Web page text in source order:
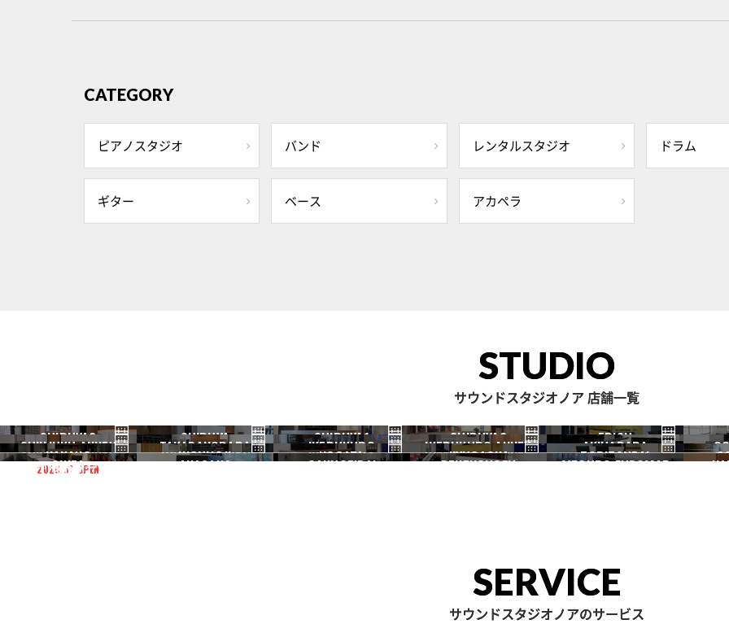
CATEGORY
ピアノスタジオ バンド レンタルスタジオ ドラム
ギター ベース アカペラ
STUDIO
サウンドスタジオノア 店舗一覧
SHIBUYA3
渋谷3号
2026.07 OPEN
SHIBUYA
渋谷本店
SHIBUYA1
渋谷1号
SHIBUYA2
渋谷2号
EBISU
恵比寿
SHINJUKU ANNEX
新宿ANNEX
TAKADANOBABA
高田馬場
IKEBUKURO
池袋
IKEBUKURO ANNEX
池袋ANNEX
AKIHABARA
秋葉原
NAKANO
中野
KICHIJOJI NOGATA JIYUGAOKA TORITSUDAI
GINZA AKASAKA GAKUGEIDAI DENENCHOFU MEGURO FUDOMAE
SERVICE
サウンドスタジオノアのサービス